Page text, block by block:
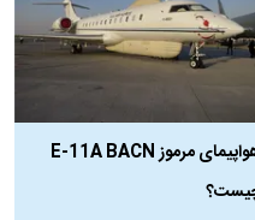
هواپیمای مرموز E-11A BACN